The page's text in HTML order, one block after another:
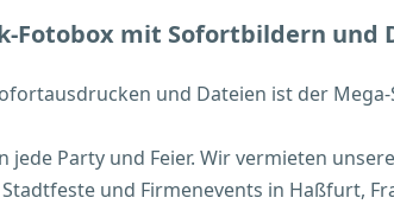
Fotobox mit Sofortbildern und
und Dateien ist der
Party und Feier. Wir vermieten
und Firmenevents in Haßfurt,